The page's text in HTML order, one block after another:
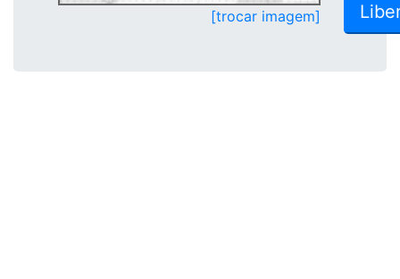
[trocar imagem]